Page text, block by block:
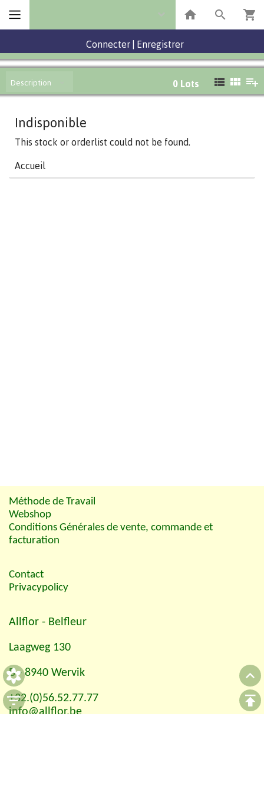
Connecter Enregistrer
Description 0 Lots
Indisponible
This stock or orderlist could not be found.
Accueil
Méthode de Travail
Webshop
Conditions Générales de vente, commande et
facturation
Contact
Privacypolicy
Allflor - Belfleur
Laagweg 130
B - 8940 Wervik
+32.(0)56.52.77.77
info@allflor.be